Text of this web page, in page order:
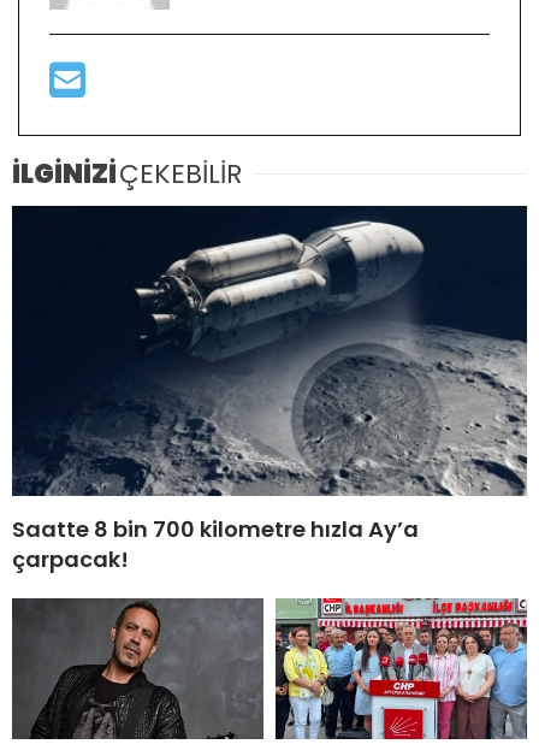
İLGİNİZİÇEKEBİLİR
Saatte 8 bin 700 kilometre hızla Ay’a
çarpacak!